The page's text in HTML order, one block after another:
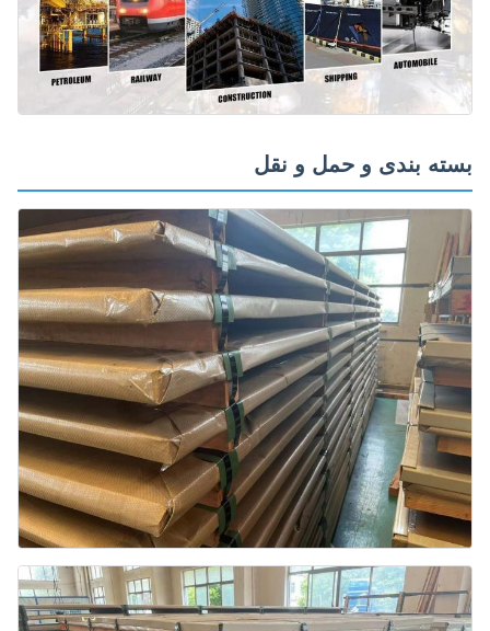
بندی و حمل و نقل